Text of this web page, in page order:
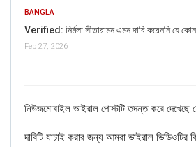
BANGLA
Verified: নির্মলা সীতারামন এমন দাবি করেননি যে
Feb 27, 2026
নিউজমোবাইল ভাইরাল পোস্টটি তদন্ত করে দেখেছে
দাবিটি যাচাই করার জন্য আমরা ভাইরাল ভিডিওটির